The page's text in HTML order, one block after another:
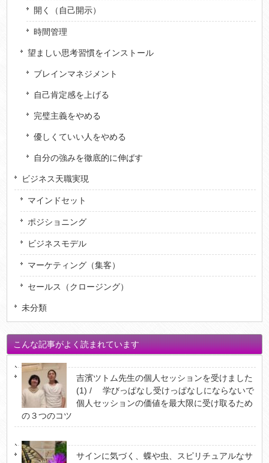
開く（自己開示）
時間管理
望ましい思考習慣をインストール
ブレインマネジメント
自己肯定感を上げる
完璧主義をやめる
優しくていい人をやめる
自分の強みを徹底的に伸ばす
ビジネス天職実現
マインドセット
ポジショニング
ビジネスモデル
マーケティング（集客）
セールス（クロージング）
未分類
こんな記事がよく読まれています
吉濱ツトム先生の個人セッションを受けました
(1) / 学びっぱなし受けっぱなしにならないで
個人セッションの価値を最大限に受け取るため
の３つのコツ
サインに気づく、蝶や虫、スピリチュアルなサ